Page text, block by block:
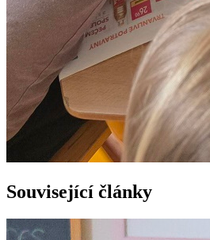
Související články